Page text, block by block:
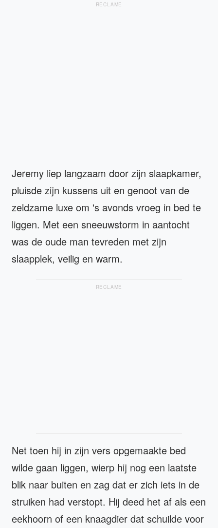
RECLAME
Jeremy liep langzaam door zijn slaapkamer,
pluisde zijn kussens uit en genoot van de
zeldzame luxe om 's avonds vroeg in bed te
liggen. Met een sneeuwstorm in aantocht
was de oude man tevreden met zijn
slaapplek, veilig en warm.
RECLAME
Net toen hij in zijn vers opgemaakte bed
wilde gaan liggen, wierp hij nog een laatste
blik naar buiten en zag dat er zich iets in de
struiken had verstopt. Hij deed het af als een
eekhoorn of een knaagdier dat schuilde voor